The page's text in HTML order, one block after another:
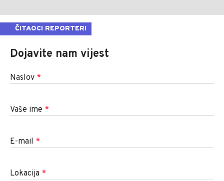
ČITAOCI REPORTERI
Dojavite nam vijest
Naslov *
Vaše ime *
E-mail *
Lokacija *